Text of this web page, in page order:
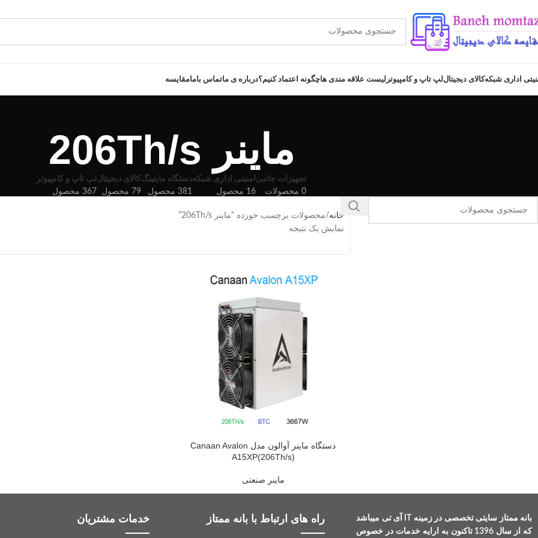
اداری شبکهکالای دیجیتاللپ تاپ و کامپیوتر لیست علاقه مندی هاچگونه اعتماد کنیم؟درباره ی ماتماس بامامقایسه
ماینر 206Th/s
تجهیزات جانبی
0 محصولات
امنیتی اداری شبکه
16 محصول
دستگاه ماینینگ
381 محصول
کالای دیجیتال
79 محصول
لپ تاپ و کامپیوتر
367 محصول
خانه محصولات برچسب خورده “ماینر 206Th/s”
نمایش یک نتیجه
دستگاه ماینر آوالون مدل Canaan Avalon
A15XP(206Th/s)
ماینر صنعتی
بانه ممتاز سایتی تخصصی در زمینه IT آی تی میباشد
که از سال 1396 تاکنون به ارایه خدمات در خصوص
راه های ارتباط با بانه ممتاز خدمات مشتریان